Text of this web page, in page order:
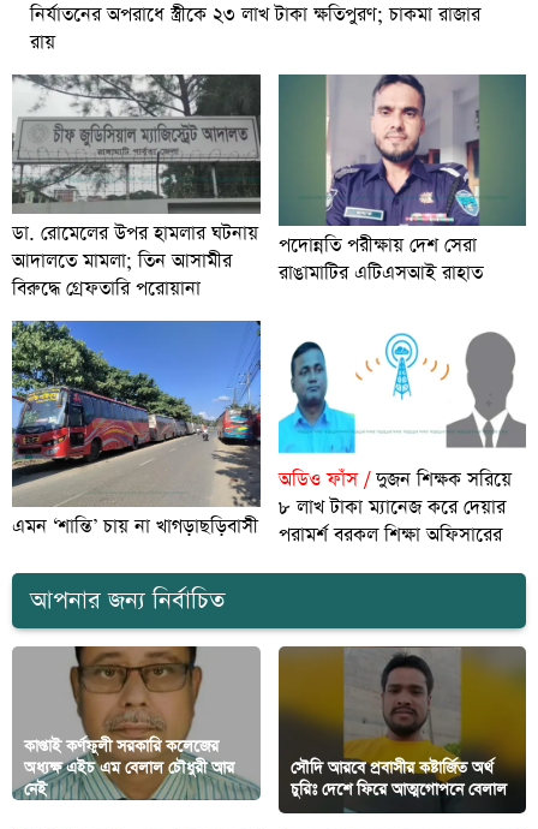
নির্যাতনের অপরাধে স্ত্রীকে ২৩ লাখ টাকা ক্ষতিপুরণ; চাকমা রাজার
রায়
ডা. রোমেলের উপর হামলার ঘটনায়
আদালতে মামলা; তিন আসামীর
বিরুদ্ধে গ্রেফতারি পরোয়ানা
পদোন্নতি পরীক্ষায় দেশ সেরা
রাঙামাটির এটিএসআই রাহাত
এমন ‘শান্তি’ চায় না খাগড়াছড়িবাসী
অডিও ফাঁস /দুজন শিক্ষক সরিয়ে
৮ লাখ টাকা ম্যানেজ করে দেয়ার
পরামর্শ বরকল শিক্ষা অফিসারের
আপনার জন্য নির্বাচিত
কাপ্তাই কর্ণফুলী সরকারি কলেজের
অধ্যক্ষ এইচ এম বেলাল চৌধুরী আর
নেই
সৌদি আরবে প্রবাসীর কষ্টার্জিত অর্থ
চুরিঃ দেশে ফিরে আত্মগোপনে বেলাল